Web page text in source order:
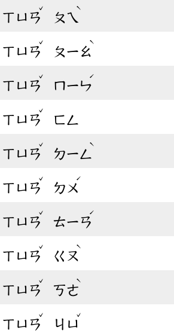
ㄒㄩㄢ
ˇ
ㄆㄟ
ˋ
ㄒㄩㄢ
ˇ
ㄆㄧㄠ
ˋ
ㄒㄩㄢ
ˇ
ㄇㄧㄣ
ˊ
ㄒㄩㄢ
ˇ
ㄈㄥ
ㄒㄩㄢ
ˇ
ㄉㄧㄥ
ˋ
ㄒㄩㄢ
ˇ
ㄉㄨ
ˊ
ㄒㄩㄢ
ˇ
ㄊㄧㄢ
ˊ
ㄒㄩㄢ
ˇ
ㄍㄡ
ˋ
ㄒㄩㄢ
ˇ
ㄎㄜ
ˋ
ㄒㄩㄢ
ˇ
ㄐㄩ
ˇ